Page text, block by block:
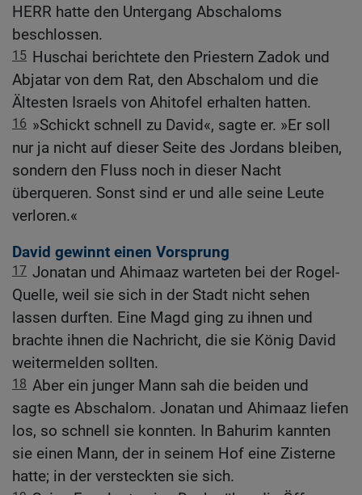
HERR hatte den Untergang Abschaloms
beschlossen.
15 Huschai berichtete den Priestern Zadok und
Abjatar von dem Rat, den Abschalom und die
Ältesten Israels von Ahitofel erhalten hatten.
16 »Schickt schnell zu David«, sagte er. »Er soll
nur ja nicht auf dieser Seite des Jordans bleiben,
sondern den Fluss noch in dieser Nacht
überqueren. Sonst sind er und alle seine Leute
verloren.«
David gewinnt einen Vorsprung
17 Jonatan und Ahimaaz warteten bei der Rogel-
Quelle, weil sie sich in der Stadt nicht sehen
lassen durften. Eine Magd ging zu ihnen und
brachte ihnen die Nachricht, die sie König David
weitermelden sollten.
18 Aber ein junger Mann sah die beiden und
sagte es Abschalom. Jonatan und Ahimaaz liefen
los, so schnell sie konnten. In Bahurim kannten
sie einen Mann, der in seinem Hof eine Zisterne
hatte; in der versteckten sie sich.